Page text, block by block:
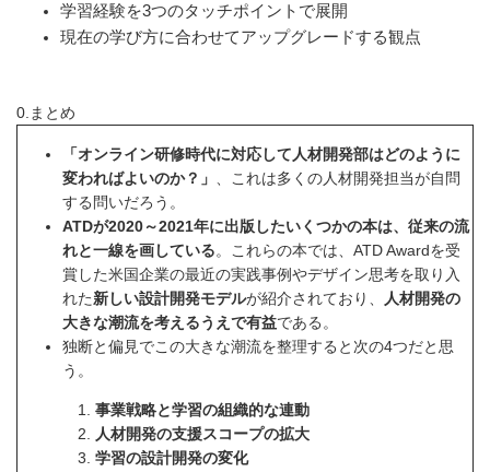
学習経験を3つのタッチポイントで展開
現在の学び方に合わせてアップグレードする観点
0.まとめ
「オンライン研修時代に対応して人材開発部はどのように
変わればよいのか？」
、これは多くの人材開発担当が自問
する問いだろう。
ATDが2020～2021年に出版したいくつかの本は、従来の流
れと一線を画している。これらの本では、ATD Awardを受
賞した米国企業の最近の実践事例やデザイン思考を取り入
れた新しい設計開発モデルが紹介されており、
人材開発の
大きな潮流を考えるうえで有益である。
独断と偏見でこの大きな潮流を整理すると次の4つだと思
う。
事業戦略と学習の組織的な連動
人材開発の支援スコープの拡大
学習の設計開発の変化